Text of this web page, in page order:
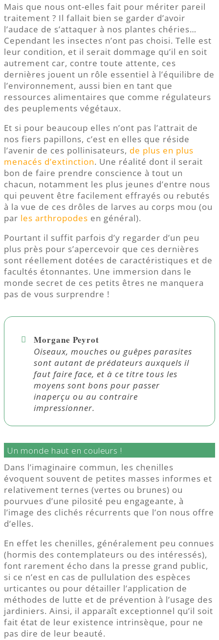
Mais que nous ont-elles fait pour mériter pareil
traitement ? Il fallait bien se garder d’avoir
l’audace de s’attaquer à nos plantes chéries…
Cependant les insectes n’ont pas choisi. Telle est
leur condition, et il serait dommage qu’il en soit
autrement car, contre toute attente, ces
dernières jouent un rôle essentiel à l’équilibre de
l’environnement, aussi bien en tant que
ressources alimentaires que comme régulateurs
des peuplements végétaux.
Et si pour beaucoup elles n’ont pas l’attrait de
nos fiers papillons, c’est en elles que réside
l’avenir de ces pollinisateurs, de plus en plus
menacés d’extinction. Une réalité dont il serait
bon de faire prendre conscience à tout un
chacun, notamment les plus jeunes d’entre nous
qui peuvent être facilement effrayés ou rebutés
à la vue de ces drôles de larves au corps mou (ou
par les arthropodes en général).
Pourtant il suffit parfois d’y regarder d’un peu
plus près pour s’apercevoir que ces dernières
sont réellement dotées de caractéristiques et de
facultés étonnantes. Une immersion dans le
monde secret de ces petits êtres ne manquera
pas de vous surprendre !
Morgane Peyrot
Oiseaux, mouches ou guêpes parasites
sont autant de prédateurs auxquels il
faut faire face, et à ce titre tous les
moyens sont bons pour passer
inaperçu ou au contraire
impressionner.
Un monde haut en couleurs !
Dans l’imaginaire commun, les chenilles
évoquent souvent de petites masses informes et
relativement ternes (vertes ou brunes) ou
pourvues d’une pilosité peu engageante, à
l’image des clichés récurrents que l’on nous offre
d’elles.
En effet les chenilles, généralement peu connues
(hormis des contemplateurs ou des intéressés),
font rarement écho dans la presse grand public,
si ce n’est en cas de pullulation des espèces
urticantes ou pour détailler l’application de
méthodes de lutte et de prévention à l’usage des
jardiniers. Ainsi, il apparaît exceptionnel qu’il soit
fait état de leur existence intrinsèque, pour ne
pas dire de leur beauté.